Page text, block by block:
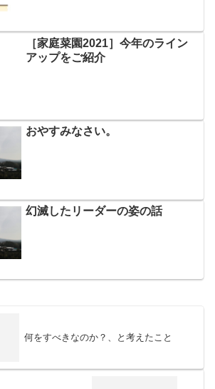
［家庭菜園2021］今年のライン
アップをご紹介
おやすみなさい。
幻滅したリーダーの姿の話
何をすべきなのか？、と考えたこと